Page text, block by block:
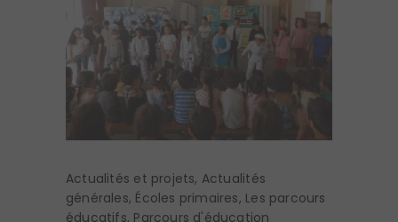
Actualités et projets, Actualités
générales, Écoles primaires, Les parcours
éducatifs, Parcours d'éducation